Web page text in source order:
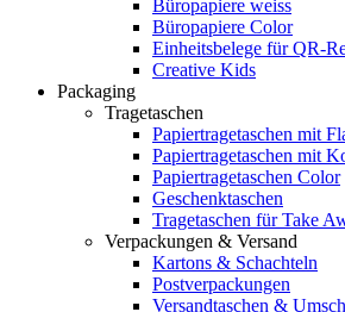
Büropapiere weiss
Büropapiere Color
Einheitsbelege für QR-
Creative Kids
Packaging
Tragetaschen
Papiertragetaschen mit
Papiertragetaschen mit
Papiertragetaschen Color
Geschenktaschen
Tragetaschen für Take
Verpackungen & Versand
Kartons & Schachteln
Postverpackungen
Versandtaschen &